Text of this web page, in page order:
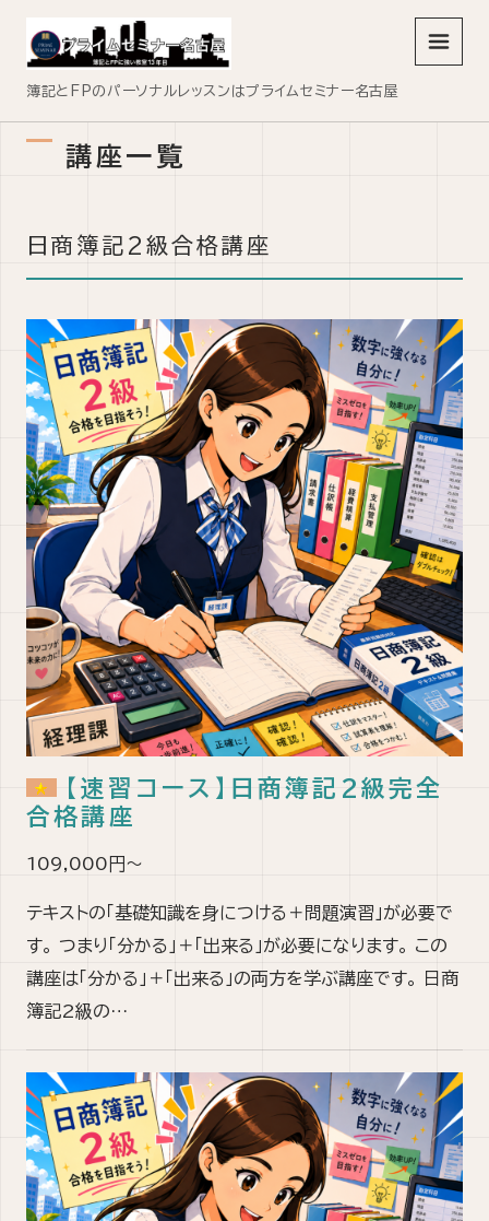
簿記とFPのパーソナルレッスンはプライムセミナー名古屋
メニュ
講座一覧
日商簿記2級合格講座
【速習コース】日商簿記2級完全
合格講座
109,000円～
テキストの「基礎知識を身につける＋問題演習」が必要で
す。 つまり「分かる」＋「出来る」が必要になります。 この
講座は「分かる」＋「出来る」の両方を学ぶ講座です。 日商
簿記2級の…